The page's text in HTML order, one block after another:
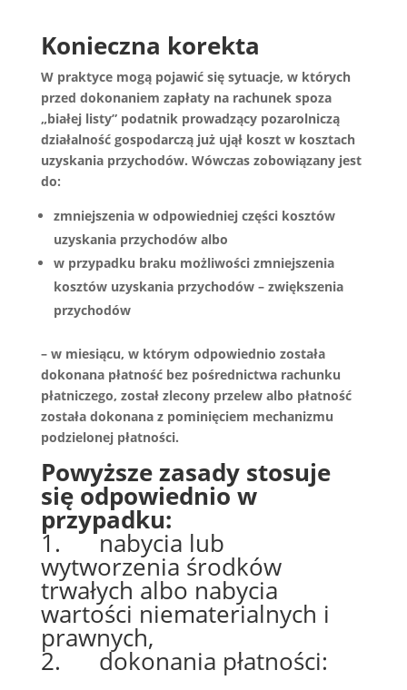
Konieczna korekta
W praktyce mogą pojawić się sytuacje, w których
przed dokonaniem zapłaty na rachunek spoza
„białej listy” podatnik prowadzący pozarolniczą
działalność gospodarczą już ujął koszt w kosztach
uzyskania przychodów. Wówczas zobowiązany jest
do:
zmniejszenia w odpowiedniej części kosztów
uzyskania przychodów albo
w przypadku braku możliwości zmniejszenia
kosztów uzyskania przychodów – zwiększenia
przychodów
– w miesiącu, w którym odpowiednio została
dokonana płatność bez pośrednictwa rachunku
płatniczego, został zlecony przelew albo płatność
została dokonana z pominięciem mechanizmu
podzielonej płatności.
Powyższe zasady stosuje
się odpowiednio w
przypadku:
1. nabycia lub
wytworzenia środków
trwałych albo nabycia
wartości niematerialnych i
prawnych,
2. dokonania płatności: